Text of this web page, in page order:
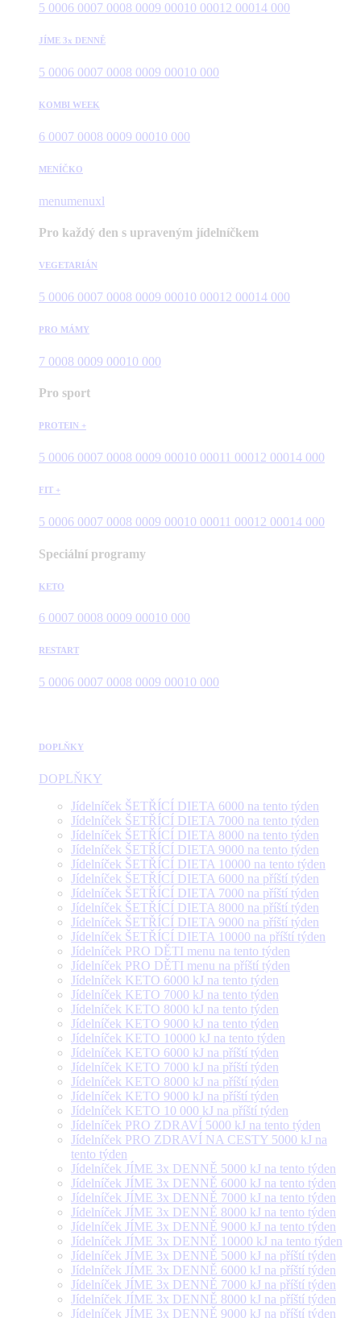
5 0006 0007 0008 0009 00010 00012 00014 000
JÍME 3x DENNĚ
5 0006 0007 0008 0009 00010 000
KOMBI WEEK
6 0007 0008 0009 00010 000
MENÍČKO
menumenuxl
Pro každý den s upraveným jídelníčkem
VEGETARIÁN
5 0006 0007 0008 0009 00010 00012 00014 000
PRO MÁMY
7 0008 0009 00010 000
Pro sport
PROTEIN +
5 0006 0007 0008 0009 00010 00011 00012 00014 000
FIT +
5 0006 0007 0008 0009 00010 00011 00012 00014 000
Speciální programy
KETO
6 0007 0008 0009 00010 000
RESTART
5 0006 0007 0008 0009 00010 000
DOPLŇKY
DOPLŇKY
Jídelníček ŠETŘÍCÍ DIETA 6000 na tento týden
Jídelníček ŠETŘÍCÍ DIETA 7000 na tento týden
Jídelníček ŠETŘÍCÍ DIETA 8000 na tento týden
Jídelníček ŠETŘÍCÍ DIETA 9000 na tento týden
Jídelníček ŠETŘÍCÍ DIETA 10000 na tento týden
Jídelníček ŠETŘÍCÍ DIETA 6000 na příští týden
Jídelníček ŠETŘÍCÍ DIETA 7000 na příští týden
Jídelníček ŠETŘÍCÍ DIETA 8000 na příští týden
Jídelníček ŠETŘÍCÍ DIETA 9000 na příští týden
Jídelníček ŠETŘÍCÍ DIETA 10000 na příští týden
Jídelníček PRO DĚTI menu na tento týden
Jídelníček PRO DĚTI menu na příští týden
Jídelníček KETO 6000 kJ na tento týden
Jídelníček KETO 7000 kJ na tento týden
Jídelníček KETO 8000 kJ na tento týden
Jídelníček KETO 9000 kJ na tento týden
Jídelníček KETO 10000 kJ na tento týden
Jídelníček KETO 6000 kJ na příští týden
Jídelníček KETO 7000 kJ na příští týden
Jídelníček KETO 8000 kJ na příští týden
Jídelníček KETO 9000 kJ na příští týden
Jídelníček KETO 10 000 kJ na příští týden
Jídelníček PRO ZDRAVÍ 5000 kJ na tento týden
Jídelníček PRO ZDRAVÍ NA CESTY 5000 kJ na
tento týden
Jídelníček JÍME 3x DENNĚ 5000 kJ na tento týden
Jídelníček JÍME 3x DENNĚ 6000 kJ na tento týden
Jídelníček JÍME 3x DENNĚ 7000 kJ na tento týden
Jídelníček JÍME 3x DENNĚ 8000 kJ na tento týden
Jídelníček JÍME 3x DENNĚ 9000 kJ na tento týden
Jídelníček JÍME 3x DENNĚ 10000 kJ na tento týden
Jídelníček JÍME 3x DENNĚ 5000 kJ na příští týden
Jídelníček JÍME 3x DENNĚ 6000 kJ na příští týden
Jídelníček JÍME 3x DENNĚ 7000 kJ na příští týden
Jídelníček JÍME 3x DENNĚ 8000 kJ na příští týden
Jídelníček JÍME 3x DENNĚ 9000 kJ na příští týden